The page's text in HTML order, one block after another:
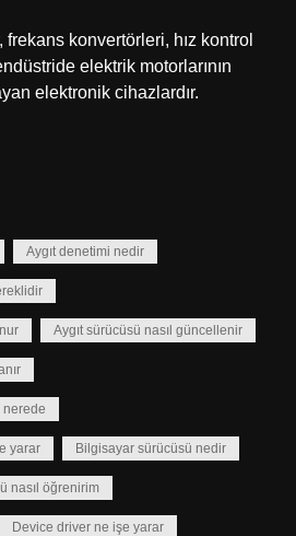
konvertörleri, hız kontrol
elektrik motorlarının
elektronik cihazlardır.
Aygıt denetimi nedir
Aygıt sürücüsü nasıl güncellenir
nerede
yarar Bilgisayar sürücüsü nedir
nasıl öğrenirim
Device driver ne işe yarar